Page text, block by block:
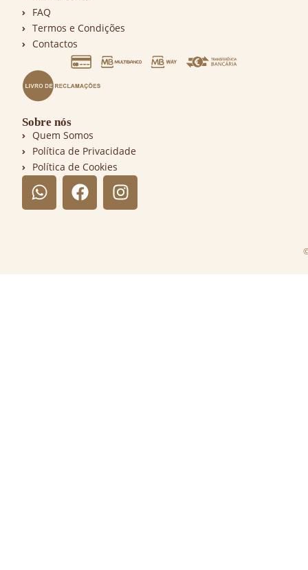
FAQ
Termos e Condições
Contactos
Sobre nós
Quem Somos
Política de Privacidade
Política de Cookies